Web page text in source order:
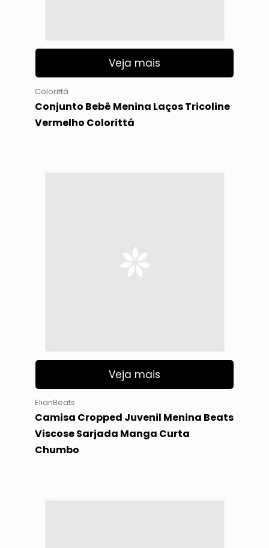
Veja mais
Colorittá
Conjunto Bebê Menina Laços Tricoline
Vermelho Colorittá
Veja mais
ElianBeats
Camisa Cropped Juvenil Menina Beats
Viscose Sarjada Manga Curta
Chumbo